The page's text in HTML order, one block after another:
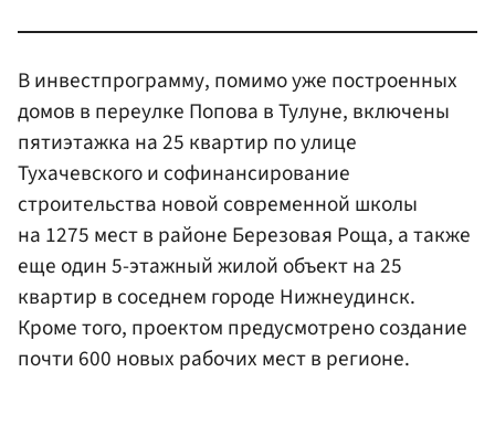
В инвестпрограмму, помимо уже построенных
домов в переулке Попова в Тулуне, включены
пятиэтажка на 25 квартир по улице
Тухачевского и софинансирование
строительства новой современной школы
на 1275 мест в районе Березовая Роща, а также
еще один 5-этажный жилой объект на 25
квартир в соседнем городе Нижнеудинск.
Кроме того, проектом предусмотрено создание
почти 600 новых рабочих мест в регионе.